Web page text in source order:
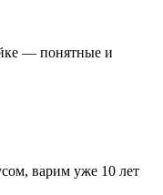
— понятные и
варим уже 10 лет